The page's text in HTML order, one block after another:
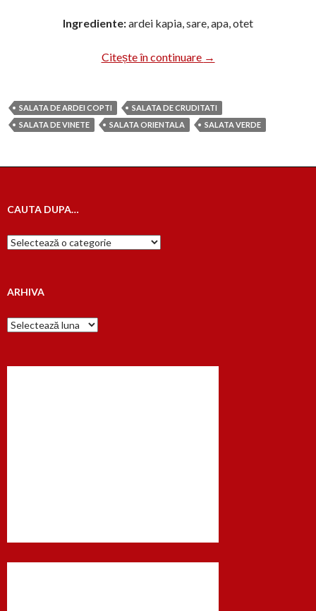
Ingrediente:ardei kapia, sare, apa, otet
Citește în continuare Salata de ardei copti
→
SALATA DE ARDEI COPTI
SALATA DE CRUDITATI
SALATA DE VINETE
SALATA ORIENTALA SALATA VERDE
CAUTA DUPA…
Cauta
dupa…
ARHIVA
Arhiva